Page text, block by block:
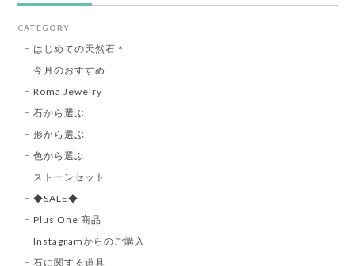
CATEGORY
はじめての天然石＊
今月のおすすめ
Roma Jewelry
石から選ぶ
形から選ぶ
色から選ぶ
ストーンセット
◆SALE◆
Plus One 商品
Instagramからのご購入
石に関する道具